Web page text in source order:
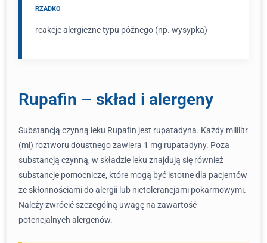
RZADKO
reakcje alergiczne typu późnego (np. wysypka)
Rupafin – skład i alergeny
Substancją czynną leku Rupafin jest rupatadyna. Każdy mililitr
(ml) roztworu doustnego zawiera 1 mg rupatadyny. Poza
substancją czynną, w składzie leku znajdują się również
substancje pomocnicze, które mogą być istotne dla pacjentów
ze skłonnościami do alergii lub nietolerancjami pokarmowymi.
Należy zwrócić szczególną uwagę na zawartość
potencjalnych alergenów.